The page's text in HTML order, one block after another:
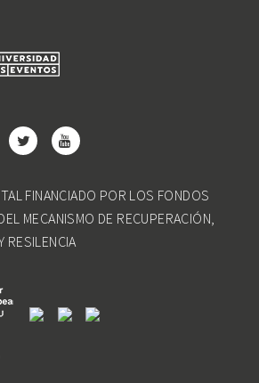
FINANCIADO POR LOS FONDOS
MECANISMO DE RECUPERACIÓN,
RESILENCIA